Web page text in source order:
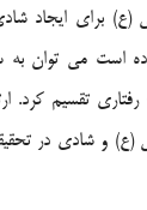
براي ايجاد
است مي توان
تقسيم کرد.
و شادي در